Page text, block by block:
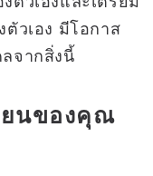
วเอง มีโอกาส
จากสิ่งนี้
ยนของคุณ